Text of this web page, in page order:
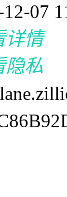
07
详情
隐私